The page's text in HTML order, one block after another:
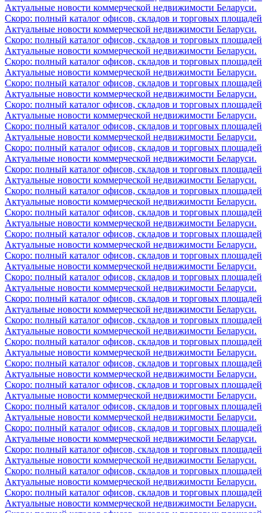
Актуальные новости коммерческой недвижимости Беларуси.
Скоро: полный каталог офисов, складов и торговых площадей
Актуальные новости коммерческой недвижимости Беларуси.
Скоро: полный каталог офисов, складов и торговых площадей
Актуальные новости коммерческой недвижимости Беларуси.
Скоро: полный каталог офисов, складов и торговых площадей
Актуальные новости коммерческой недвижимости Беларуси.
Скоро: полный каталог офисов, складов и торговых площадей
Актуальные новости коммерческой недвижимости Беларуси.
Скоро: полный каталог офисов, складов и торговых площадей
Актуальные новости коммерческой недвижимости Беларуси.
Скоро: полный каталог офисов, складов и торговых площадей
Актуальные новости коммерческой недвижимости Беларуси.
Скоро: полный каталог офисов, складов и торговых площадей
Актуальные новости коммерческой недвижимости Беларуси.
Скоро: полный каталог офисов, складов и торговых площадей
Актуальные новости коммерческой недвижимости Беларуси.
Скоро: полный каталог офисов, складов и торговых площадей
Актуальные новости коммерческой недвижимости Беларуси.
Скоро: полный каталог офисов, складов и торговых площадей
Актуальные новости коммерческой недвижимости Беларуси.
Скоро: полный каталог офисов, складов и торговых площадей
Актуальные новости коммерческой недвижимости Беларуси.
Скоро: полный каталог офисов, складов и торговых площадей
Актуальные новости коммерческой недвижимости Беларуси.
Скоро: полный каталог офисов, складов и торговых площадей
Актуальные новости коммерческой недвижимости Беларуси.
Скоро: полный каталог офисов, складов и торговых площадей
Актуальные новости коммерческой недвижимости Беларуси.
Скоро: полный каталог офисов, складов и торговых площадей
Актуальные новости коммерческой недвижимости Беларуси.
Скоро: полный каталог офисов, складов и торговых площадей
Актуальные новости коммерческой недвижимости Беларуси.
Скоро: полный каталог офисов, складов и торговых площадей
Актуальные новости коммерческой недвижимости Беларуси.
Скоро: полный каталог офисов, складов и торговых площадей
Актуальные новости коммерческой недвижимости Беларуси.
Скоро: полный каталог офисов, складов и торговых площадей
Актуальные новости коммерческой недвижимости Беларуси.
Скоро: полный каталог офисов, складов и торговых площадей
Актуальные новости коммерческой недвижимости Беларуси.
Скоро: полный каталог офисов, складов и торговых площадей
Актуальные новости коммерческой недвижимости Беларуси.
Скоро: полный каталог офисов, складов и торговых площадей
Актуальные новости коммерческой недвижимости Беларуси.
Скоро: полный каталог офисов, складов и торговых площадей
Актуальные новости коммерческой недвижимости Беларуси.